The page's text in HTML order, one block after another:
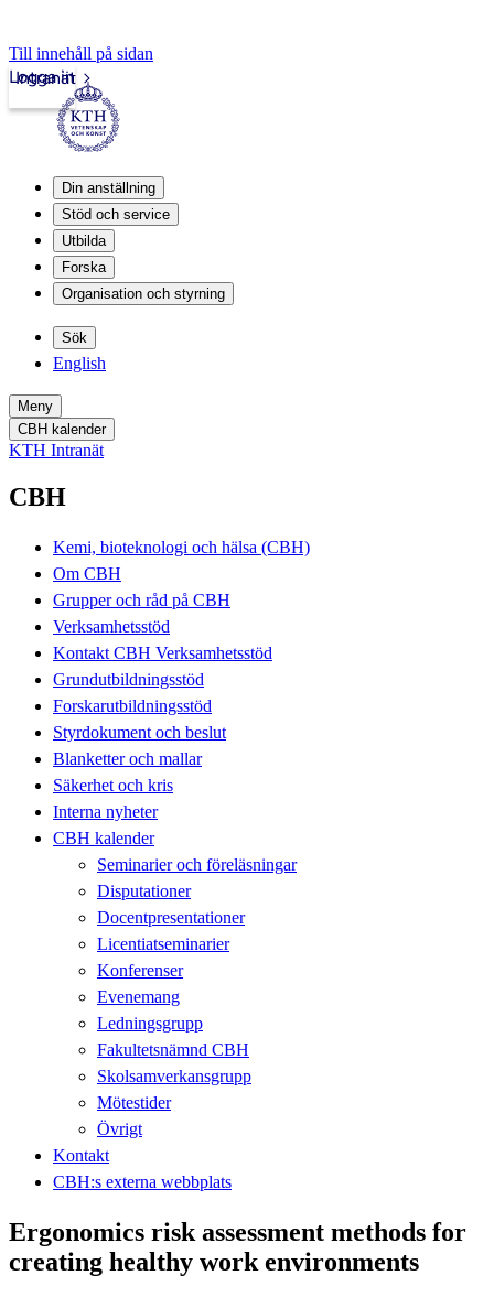
Till innehåll på sidan
Intranät
Logga in
Din anställning
Stöd och service
Utbilda
Forska
Organisation och styrning
Sök
English
Meny
CBH kalender
KTH Intranät
CBH
Kemi, bioteknologi och hälsa (CBH)
Om CBH
Grupper och råd på CBH
Verksamhetsstöd
Kontakt CBH Verksamhetsstöd
Grundutbildningsstöd
Forskarutbildningsstöd
Styrdokument och beslut
Blanketter och mallar
Säkerhet och kris
Interna nyheter
CBH kalender
Seminarier och föreläsningar
Disputationer
Docentpresentationer
Licentiatseminarier
Konferenser
Evenemang
Ledningsgrupp
Fakultetsnämnd CBH
Skolsamverkansgrupp
Mötestider
Övrigt
Kontakt
CBH:s externa webbplats
Ergonomics risk assessment methods for
creating healthy work environments